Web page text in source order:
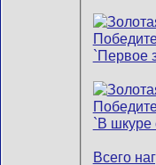
Всего